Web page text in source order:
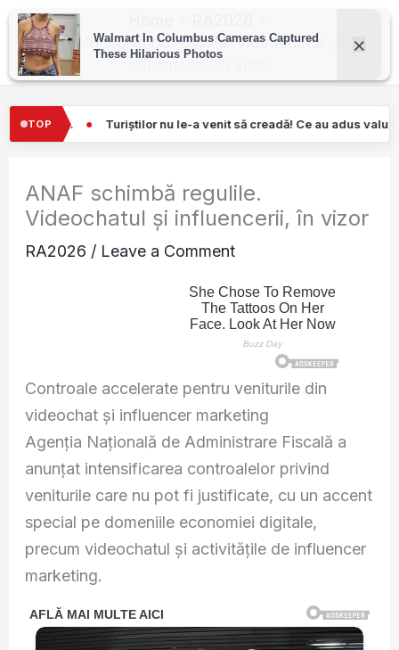
Skip
content
ANAF schimbă regulile. Videochatul și
TOP
nu le-a venit să creadă! Ce au adus valurile la mal, în…
ANAF schimbă regulile.
Videochatul și influencerii, în vizor
RA2026 / Leave a Comment
Controale accelerate pentru veniturile din
videochat și influencer marketing
Agenția Națională de Administrare Fiscală a
anunțat intensificarea controalelor privind
veniturile care nu pot fi justificate, cu un accent
special pe domeniile economiei digitale,
precum videochatul și activitățile de influencer
marketing.